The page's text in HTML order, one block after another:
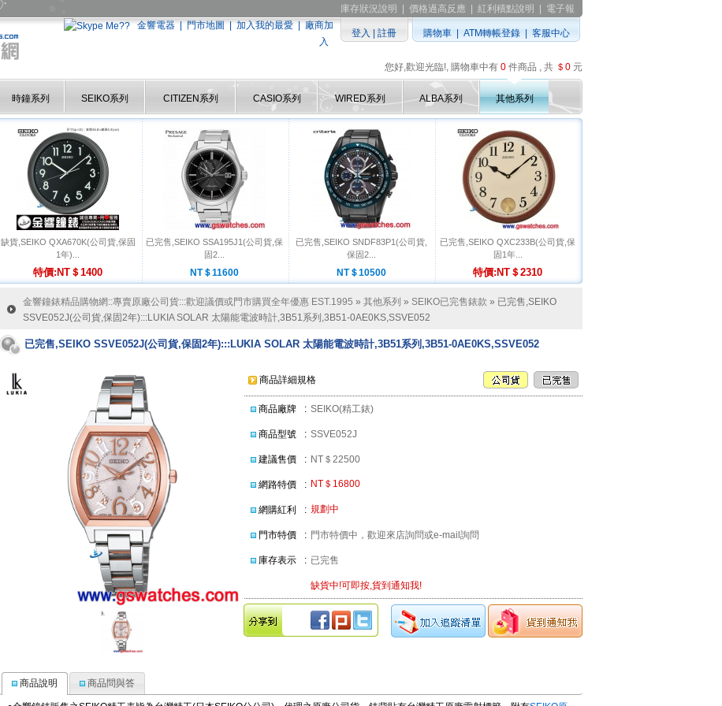
庫存狀況說明 價格過高反應 紅利積點說明
電子報
金響電器
門市地圖 加入我的最愛
廠商加
入
登入 註冊 購物車 ATM轉帳登錄 客服中心
您好,歡迎光臨!, 購物車中有 0 件商品 , 共 ＄0 元
時鐘系列 SEIKO系列 CITIZEN系列 CASIO系列 WIRED系列 ALBA系列 其他系列
缺貨,SEIKO QXA670K(公司貨,保固
1年)...
特價:NT＄1400
已完售,SEIKO SSA195J1(公司貨,保
固2...
NT＄11600
已完售,SEIKO SNDF83P1(公司貨,
保固2...
NT＄10500
已完售,SEIKO QXC233B(公司貨,保
固1年...
特價:NT＄2310
金響鐘錶精品購物網::專賣原廠公司貨:::歡迎議價或門市購買全年優惠 EST.1995 » 其他系列 » SEIKO已完售錶款 » 已完售,SEIKO
SSVE052J(公司貨,保固2年):::LUKIA SOLAR 太陽能電波時計,3B51系列,3B51-0AE0KS,SSVE052
已完售,SEIKO SSVE052J(公司貨,保固2年):::LUKIA SOLAR 太陽能電波時計,3B51系列,3B51-0AE0KS,SSVE052
商品詳細規格
商品廠牌 : SEIKO(精工錶)
商品型號 : SSVE052J
建議售價 : NT＄22500
網路特價 : NT＄16800
網購紅利 : 規劃中
門市特價 : 門市特價中，歡迎來店詢問或e-mail詢問
庫存表示 : 已完售
缺貨中!可即按,貨到通知我!
商品說明 商品問與答